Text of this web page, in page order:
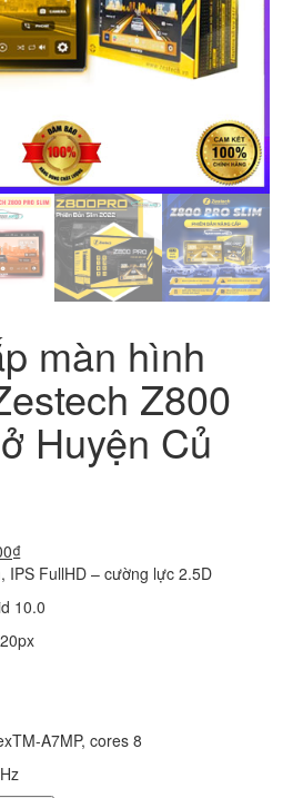
màn hình
Z800
Huyện Củ
₫Giá
hiện
là:
15.000.000₫.
IPS FullHD – cường lực 2.5D
10.0
A7MP, cores 8